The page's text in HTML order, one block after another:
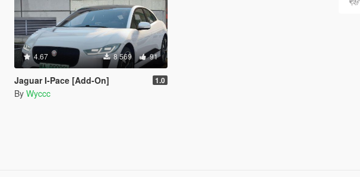
4.67 8 569 91
Jaguar I-Pace [Add-On] 1.0
By Wyccc